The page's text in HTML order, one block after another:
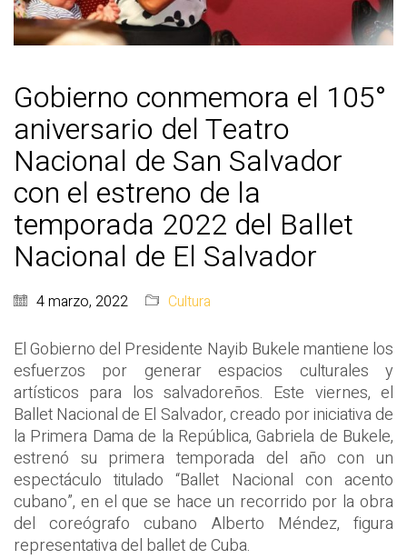
Gobierno conmemora el 105°
aniversario del Teatro
Nacional de San Salvador
con el estreno de la
temporada 2022 del Ballet
Nacional de El Salvador
4 marzo, 2022 Cultura
El Gobierno del Presidente Nayib Bukele mantiene los
esfuerzos por generar espacios culturales y
artísticos para los salvadoreños. Este viernes, el
Ballet Nacional de El Salvador, creado por iniciativa de
la Primera Dama de la República, Gabriela de Bukele,
estrenó su primera temporada del año con un
espectáculo titulado “Ballet Nacional con acento
cubano”, en el que se hace un recorrido por la obra
del coreógrafo cubano Alberto Méndez, figura
representativa del ballet de Cuba.